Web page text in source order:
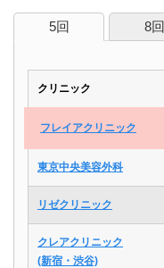
5回 8回
クリニック
フレイアクリニック
東京中央美容外科
リゼクリニック
クレアクリニック
(新宿・渋谷)